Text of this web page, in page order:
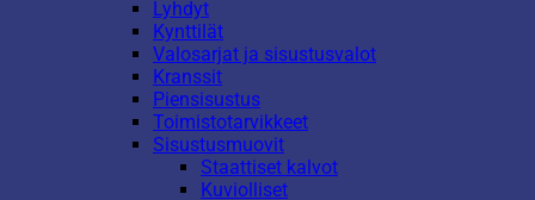
Lyhdyt
Kynttilät
Valosarjat ja sisustusvalot
Kranssit
Piensisustus
Toimistotarvikkeet
Sisustusmuovit
Staattiset kalvot
Kuviolliset